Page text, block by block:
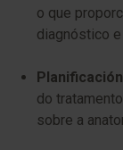
o que
diagnóstico
do
sobre a